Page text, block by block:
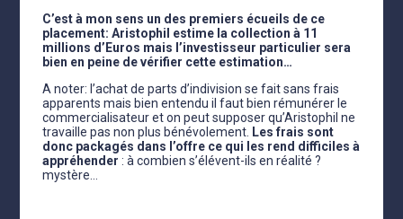
C’est à mon sens un des premiers écueils de ce
placement: Aristophil estime la collection à 11
millions d’Euros mais l’investisseur particulier sera
bien en peine de vérifier cette estimation…
A noter: l’achat de parts d’indivision se fait sans frais
apparents mais bien entendu il faut bien rémunérer le
commercialisateur et on peut supposer qu’Aristophil ne
travaille pas non plus bénévolement. Les frais sont
donc packagés dans l’offre ce qui les rend difficiles à
appréhender : à combien s’élévent-ils en réalité ?
mystère…